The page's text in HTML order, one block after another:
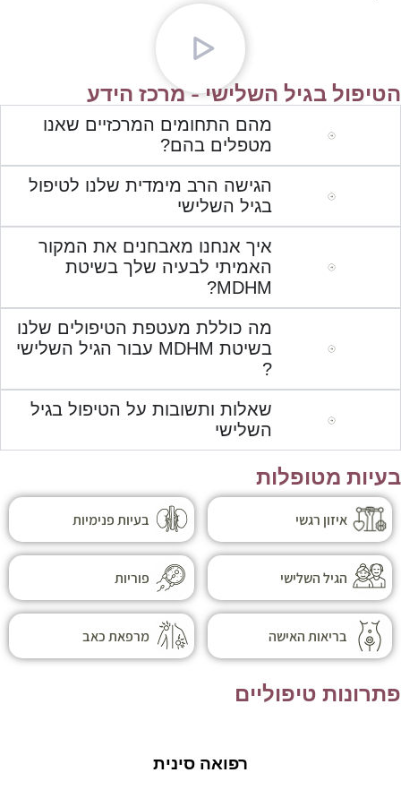
הטיפול בגיל השלישי - מרכז הידע
מהם התחומים המרכזיים שאנו
מטפלים בהם?
הגישה הרב מימדית שלנו לטיפול
בגיל השלישי
איך אנחנו מאבחנים את המקור
האמיתי לבעיה שלך בשיטת
MDHM?
מה כוללת מעטפת הטיפולים שלנו
בשיטת MDHM עבור הגיל השלישי
?
שאלות ותשובות על הטיפול בגיל
השלישי
בעיות מטופלות
איזון רגשי בעיות פנימיות
הגיל השלישי פוריות
בריאות האישה מרפאת כאב
פתרונות טיפוליים
רפואה סינית